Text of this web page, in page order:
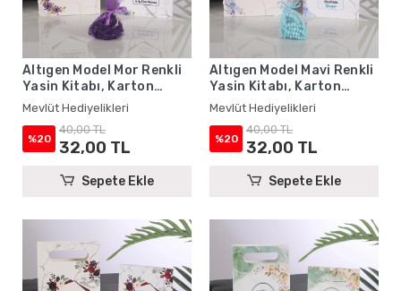
Altıgen Model Mor Renkli
Yasin Kitabı, Karton
Çanta ve Tesbih - Mevlüt
Hediyelikleri
Mevlüt Hediyelikleri
%20
40,00 TL
32,00 TL
Sepete Ekle
Altıgen Model Mavi Renkli
Yasin Kitabı, Karton
Çanta ve Tesbih - Mevlüt
Hediyelikleri
Mevlüt Hediyelikleri
%20
40,00 TL
32,00 TL
Sepete Ekle